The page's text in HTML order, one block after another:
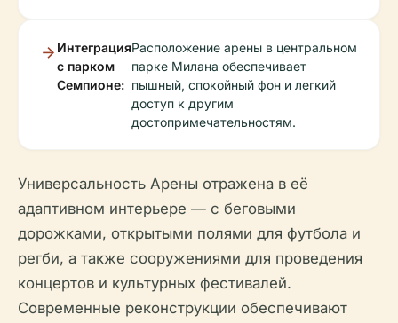
Интеграция
с парком
Семпионе:
Расположение арены в центральном
парке Милана обеспечивает
пышный, спокойный фон и легкий
доступ к другим
достопримечательностям.
Универсальность Арены отражена в её
адаптивном интерьере — с беговыми
дорожками, открытыми полями для футбола и
регби, а также сооружениями для проведения
концертов и культурных фестивалей.
Современные реконструкции обеспечивают